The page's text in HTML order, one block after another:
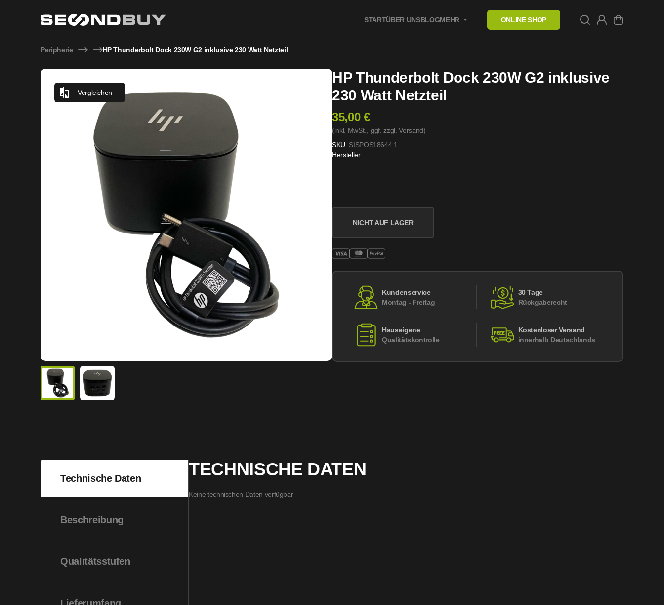
STARTÜBER UNSBLOGMEHR ONLINE SHOP
Peripherie HP Thunderbolt Dock 230W G2 inklusive 230 Watt Netzteil
Vergleichen
HP Thunderbolt Dock 230W G2 inklusive
230 Watt Netzteil
35,00 €
(inkl. MwSt., ggf. zzgl. Versand)
SKU: SISPOS18644.1
Hersteller:
NICHT AUF LAGER
Kundenservice
Montag - Freitag
30 Tage
Rückgaberecht
Hauseigene
Qualitätskontrolle
Kostenloser Versand
innerhalb Deutschlands
Technische Daten
Beschreibung
Qualitätsstufen
TECHNISCHE DATEN
Keine technischen Daten verfügbar